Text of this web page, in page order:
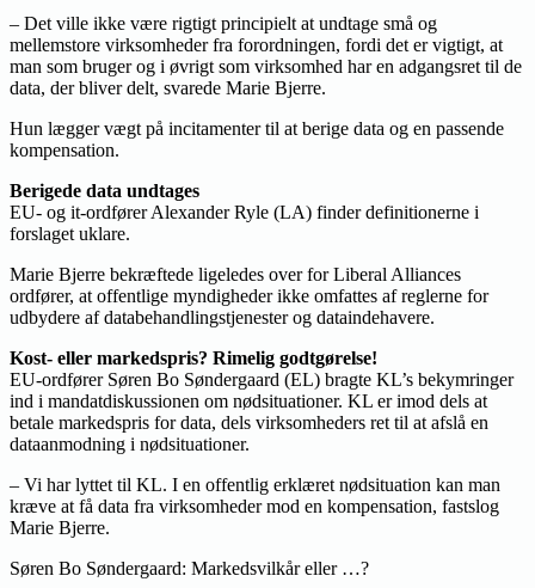
– Det ville ikke være rigtigt principielt at undtage små og
mellemstore virksomheder fra forordningen, fordi det er vigtigt, at
man som bruger og i øvrigt som virksomhed har en adgangsret til de
data, der bliver delt, svarede Marie Bjerre.
Hun lægger vægt på incitamenter til at berige data og en passende
kompensation.
Berigede data undtages
EU- og it-ordfører Alexander Ryle (LA) finder definitionerne i
forslaget uklare.
Marie Bjerre bekræftede ligeledes over for Liberal Alliances
ordfører, at offentlige myndigheder ikke omfattes af reglerne for
udbydere af databehandlingstjenester og dataindehavere.
Kost- eller markedspris? Rimelig godtgørelse!
EU-ordfører Søren Bo Søndergaard (EL) bragte KL’s bekymringer
ind i mandatdiskussionen om nødsituationer. KL er imod dels at
betale markedspris for data, dels virksomheders ret til at afslå en
dataanmodning i nødsituationer.
– Vi har lyttet til KL. I en offentlig erklæret nødsituation kan man
kræve at få data fra virksomheder mod en kompensation, fastslog
Marie Bjerre.
Søren Bo Søndergaard: Markedsvilkår eller …?